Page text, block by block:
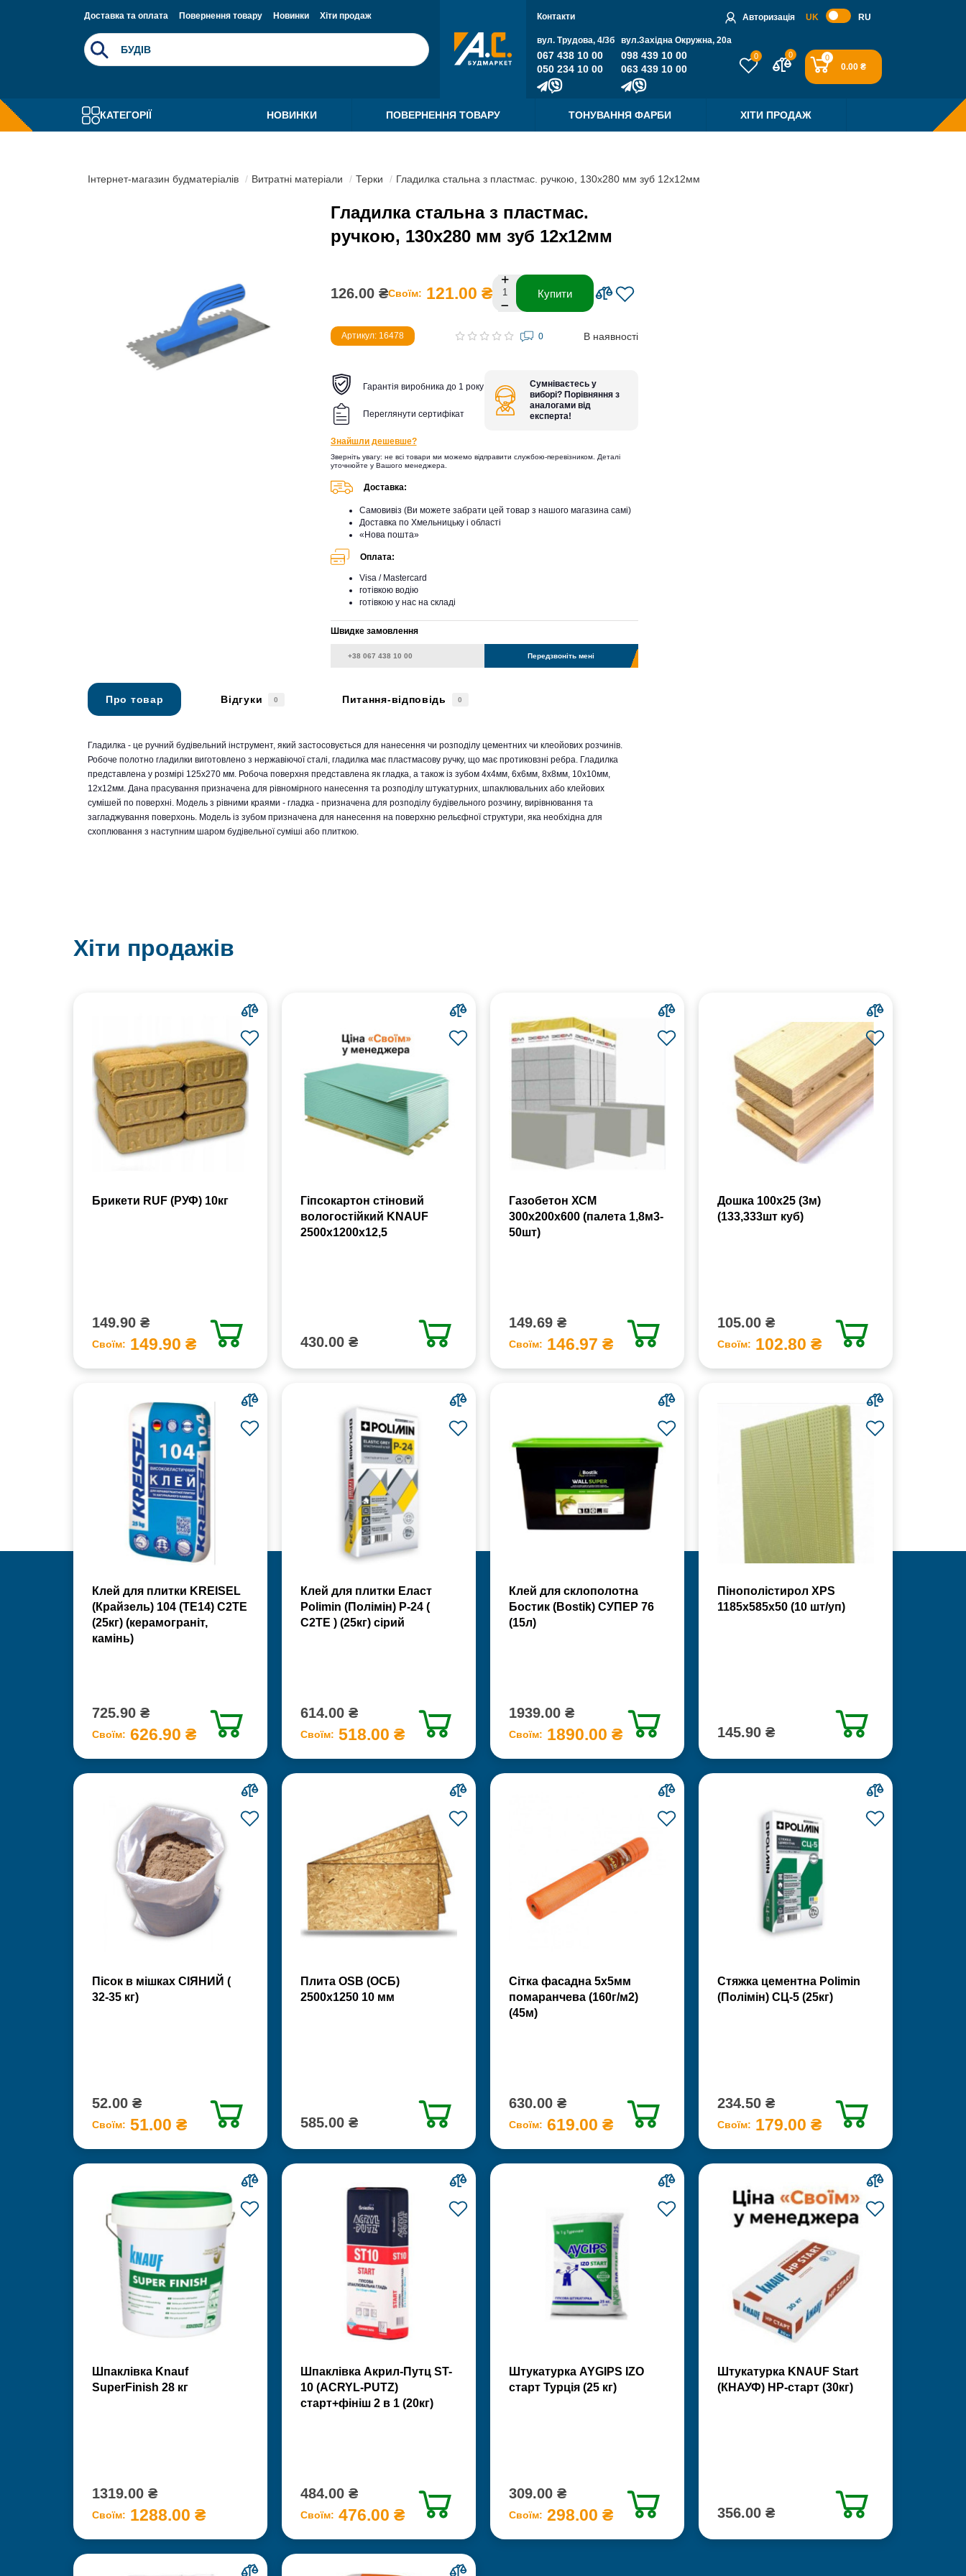
Доставка та оплата Повернення товару Новинки Хіти продаж Контакти Авторизація UK RU
вул. Трудова, 4/3б
067 438 10 00
050 234 10 00
вул.Західна Окружна, 20a
098 439 10 00
063 439 10 00
0 0 0
0.00 ₴
КАТЕГОРІЇ НОВИНКИ ПОВЕРНЕННЯ ТОВАРУ ТОНУВАННЯ ФАРБИ ХІТИ ПРОДАЖ
Інтернет-магазин будматеріалів Витратні матеріали Терки Гладилка стальна з пластмас. ручкою, 130х280 мм зуб 12х12мм
Гладилка стальна з пластмас.
ручкою, 130х280 мм зуб 12х12мм
126.00 ₴Своїм: 121.00 ₴ Купити
Артикул: 16478 0 В наявності
Гарантія виробника до 1 року
Переглянути сертифікат
Сумніваєтесь у
виборі? Порівняння з
аналогами від
експерта!
Знайшли дешевше?
Зверніть увагу: не всі товари ми можемо відправити службою-перевізником. Деталі
уточнюйте у Вашого менеджера.
Доставка:
Самовивіз (Ви можете забрати цей товар з нашого магазина самі)
Доставка по Хмельницьку і області
«Нова пошта»
Оплата:
Visa / Mastercard
готівкою водію
готівкою у нас на складі
Швидке замовлення
Передзвоніть мені
Про товар Відгуки 0 Питання-відповідь 0
Гладилка - це ручний будівельний інструмент, який застосовується для нанесення чи розподілу цементних чи клеойових розчинів.
Робоче полотно гладилки виготовлено з нержавіючої сталі, гладилка має пластмасову ручку, що має протиковзні ребра. Гладилка
представлена у розмірі 125х270 мм. Робоча поверхня представлена як гладка, а також із зубом 4х4мм, 6х6мм, 8х8мм, 10х10мм,
12х12мм. Дана прасування призначена для рівномірного нанесення та розподілу штукатурних, шпаклювальних або клейових
сумішей по поверхні. Модель з рівними краями - гладка - призначена для розподілу будівельного розчину, вирівнювання та
загладжування поверхонь. Модель із зубом призначена для нанесення на поверхню рельєфної структури, яка необхідна для
схоплювання з наступним шаром будівельної суміші або плиткою.
Хіти продажів
Брикети RUF (РУФ) 10кг
149.90 ₴
Своїм: 149.90 ₴
Гіпсокартон стіновий
вологостійкий KNAUF
2500х1200х12,5
430.00 ₴
Газобетон ХСМ
300x200x600 (палета 1,8м3-
50шт)
149.69 ₴
Своїм: 146.97 ₴
Дошка 100х25 (3м)
(133,333шт куб)
105.00 ₴
Своїм: 102.80 ₴
Клей для плитки KREISEL
(Крайзель) 104 (ТЕ14) С2TE
(25кг) (керамограніт,
камінь)
725.90 ₴
Своїм: 626.90 ₴
Клей для плитки Еласт
Polimin (Полімін) Р-24 (
С2ТЕ ) (25кг) сірий
614.00 ₴
Своїм: 518.00 ₴
Клей для склополотна
Бостик (Bostik) СУПЕР 76
(15л)
1939.00 ₴
Своїм: 1890.00 ₴
Пінополістирол XPS
1185х585х50 (10 шт/уп)
145.90 ₴
Пісок в мішках СІЯНИЙ (
32-35 кг)
52.00 ₴
Своїм: 51.00 ₴
Плита OSB (ОСБ)
2500х1250 10 мм
585.00 ₴
Сітка фасадна 5х5мм
помаранчева (160г/м2)
(45м)
630.00 ₴
Своїм: 619.00 ₴
Стяжка цементна Polimin
(Полімін) СЦ-5 (25кг)
234.50 ₴
Своїм: 179.00 ₴
Шпаклівка Knauf
SuperFinish 28 кг
1319.00 ₴
Своїм: 1288.00 ₴
Шпаклівка Акрил-Путц ST-
10 (ACRYL-PUTZ)
старт+фініш 2 в 1 (20кг)
484.00 ₴
Своїм: 476.00 ₴
Штукатурка AYGIPS IZO
старт Турція (25 кг)
309.00 ₴
Своїм: 298.00 ₴
Штукатурка KNAUF Start
(КНАУФ) НР-старт (30кг)
356.00 ₴